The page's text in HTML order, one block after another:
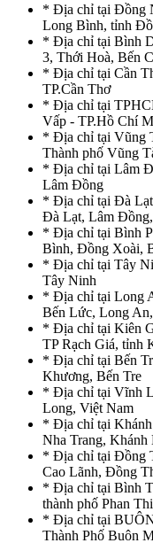
* Địa chỉ tại Đồng
Long Bình, tỉnh
* Địa chỉ tại Bình
3, Thới Hoà, Bến
* Địa chỉ tại Cần
TP.Cần Thơ
* Địa chỉ tại
Vấp - TP.Hồ Chí
* Địa chỉ tại Vũng
Thành phố Vũng
* Địa chỉ tại Lâm
Lâm Đồng
* Địa chỉ tại Đà
Đà Lạt, Lâm
* Địa chỉ tại Bình
Bình, Đồng Xoài,
* Địa chỉ tại Tây
Tây Ninh
* Địa chỉ tại Long
Bến Lức, Long
* Địa chỉ tại Kiên
TP Rạch Giá, tỉnh
* Địa chỉ tại Bến
Khương, Bến Tre
* Địa chỉ tại Vĩnh
Long, Việt Nam
* Địa chỉ tại
Nha Trang, Khánh
* Địa chỉ tại Đồng
Cao Lãnh, Đồng
* Địa chỉ tại Bình
thành phố Phan
* Địa chỉ tại
Thành Phố Buôn